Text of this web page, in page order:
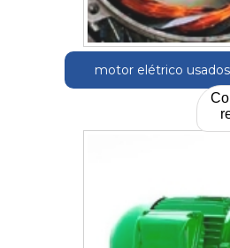
motor elétrico